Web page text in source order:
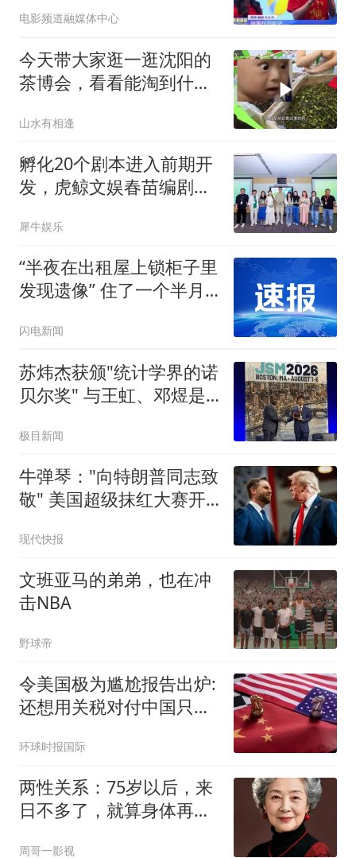
电影频道融媒体中心
今天带大家逛一逛沈阳的
茶博会，看看能淘到什么
山水有相逢
孵化20个剧本进入前期开
发，虎鲸文娱春苗编剧计
犀牛娱乐
“半夜在出租屋上锁柜子里
发现遗像” 住了一个半月
闪电新闻
苏炜杰获颁"统计学界的诺
贝尔奖" 与王虹、邓煜是
极目新闻
牛弹琴："向特朗普同志致
敬" 美国超级抹红大赛开
现代快报
文班亚马的弟弟，也在冲
击NBA
野球帝
令美国极为尴尬报告出炉:
还想用关税对付中国只会
环球时报国际
两性关系：75岁以后，来
日不多了，就算身体再好
周哥一影视